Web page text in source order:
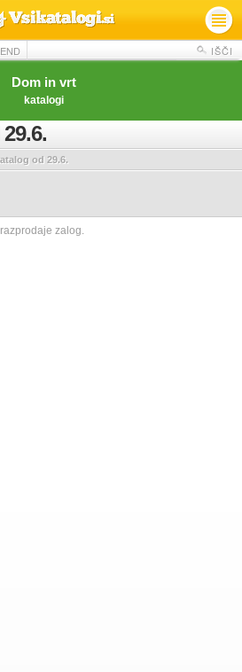
IŠČI
Dom in vrt
katalogi
od 29.6.
zalog.